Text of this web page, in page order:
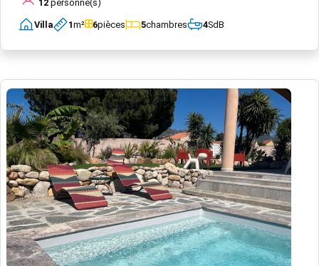
12 personne(s)
Villa 1m² 6pièces 5chambres 4SdB